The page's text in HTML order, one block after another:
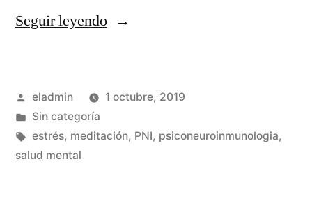
Seguir leyendo«Salud
Publicado
por
eladmin
1 octubre, 2019
Publicado
en
Sin categoría
Etiquetas:
estrés, meditación, PNI, psiconeuroinmunologia,
salud mental